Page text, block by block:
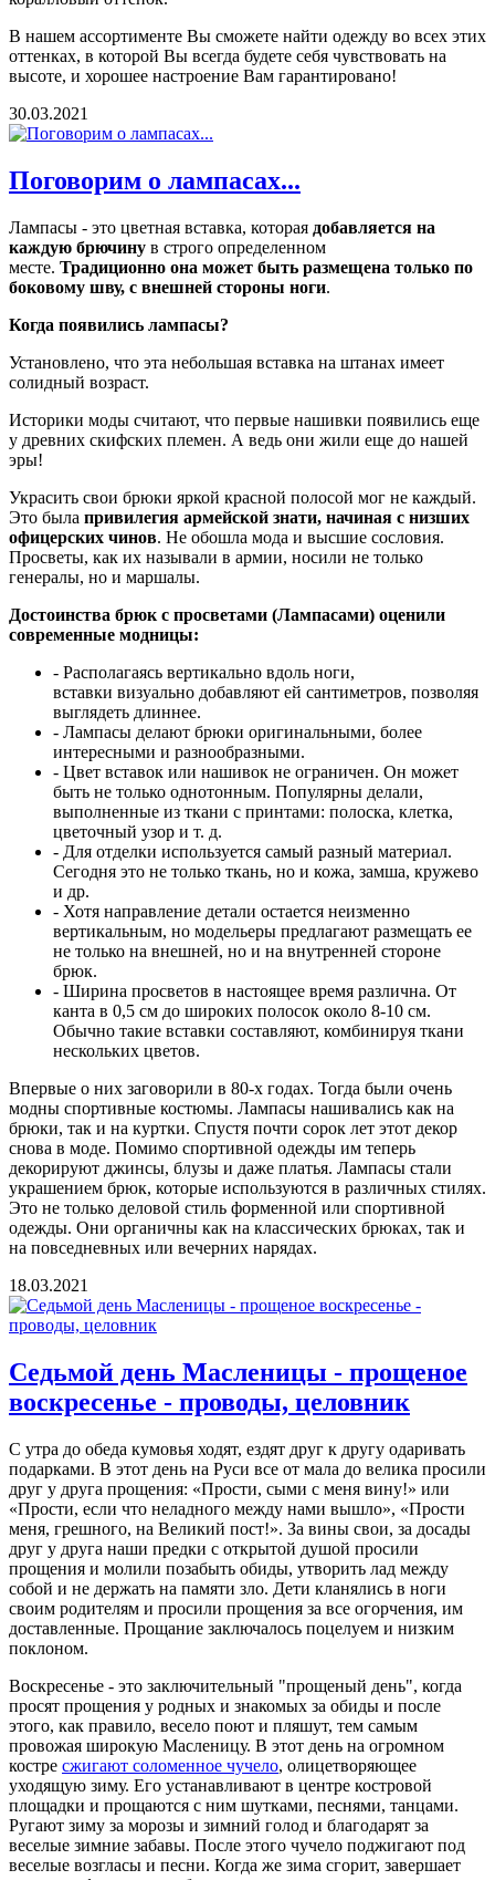
В нашем ассортименте Вы сможете найти одежду во всех этих
оттенках, в которой Вы всегда будете себя чувствовать на
высоте, и хорошее настроение Вам гарантировано!
30.03.2021
Поговорим о лампасах...
Лампасы - это цветная вставка, которая добавляется на
каждую брючину в строго определенном
месте. Традиционно она может быть размещена только по
боковому шву, с внешней стороны ноги.
Когда появились лампасы?
Установлено, что эта небольшая вставка на штанах имеет
солидный возраст.
Историки моды считают, что первые нашивки появились еще
у древних скифских племен. А ведь они жили еще до нашей
эры!
Украсить свои брюки яркой красной полосой мог не каждый.
Это была привилегия армейской знати, начиная с низших
офицерских чинов. Не обошла мода и высшие сословия.
Просветы, как их называли в армии, носили не только
генералы, но и маршалы.
Достоинства брюк с просветами (Лампасами) оценили
современные модницы:
- Располагаясь вертикально вдоль ноги,
вставки визуально добавляют ей сантиметров, позволяя
выглядеть длиннее.
- Лампасы делают брюки оригинальными, более
интересными и разнообразными.
- Цвет вставок или нашивок не ограничен. Он может
быть не только однотонным. Популярны делали,
выполненные из ткани с принтами: полоска, клетка,
цветочный узор и т. д.
- Для отделки используется самый разный материал.
Сегодня это не только ткань, но и кожа, замша, кружево
и др.
- Хотя направление детали остается неизменно
вертикальным, но модельеры предлагают размещать ее
не только на внешней, но и на внутренней стороне
брюк.
- Ширина просветов в настоящее время различна. От
канта в 0,5 см до широких полосок около 8-10 см.
Обычно такие вставки составляют, комбинируя ткани
нескольких цветов.
Впервые о них заговорили в 80-х годах. Тогда были очень
модны спортивные костюмы. Лампасы нашивались как на
брюки, так и на куртки. Спустя почти сорок лет этот декор
снова в моде. Помимо спортивной одежды им теперь
декорируют джинсы, блузы и даже платья. Лампасы стали
украшением брюк, которые используются в различных стилях.
Это не только деловой стиль форменной или спортивной
одежды. Они органичны как на классических брюках, так и
на повседневных или вечерних нарядах.
18.03.2021
Седьмой день Масленицы - прощеное
воскресенье - проводы, целовник
С утра до обеда кумовья ходят, ездят друг к другу одаривать
подарками. В этот день на Руси все от мала до велика просили
друг у друга прощения: «Прости, сыми с меня вину!» или
«Прости, если что неладного между нами вышло», «Прости
меня, грешного, на Великий пост!». За вины свои, за досады
друг у друга наши предки с открытой душой просили
прощения и молили позабыть обиды, утворить лад между
собой и не держать на памяти зло. Дети кланялись в ноги
своим родителям и просили прощения за все огорчения, им
доставленные. Прощание заключалось поцелуем и низким
поклоном.
Воскресенье ‑ это заключительный "прощеный день", когда
просят прощения у родных и знакомых за обиды и после
этого, как правило, весело поют и пляшут, тем самым
провожая широкую Масленицу. В этот день на огромном
костре сжигают соломенное чучело, олицетворяющее
уходящую зиму. Его устанавливают в центре костровой
площадки и прощаются с ним шутками, песнями, танцами.
Ругают зиму за морозы и зимний голод и благодарят за
веселые зимние забавы. После этого чучело поджигают под
веселые возгласы и песни. Когда же зима сгорит, завершает